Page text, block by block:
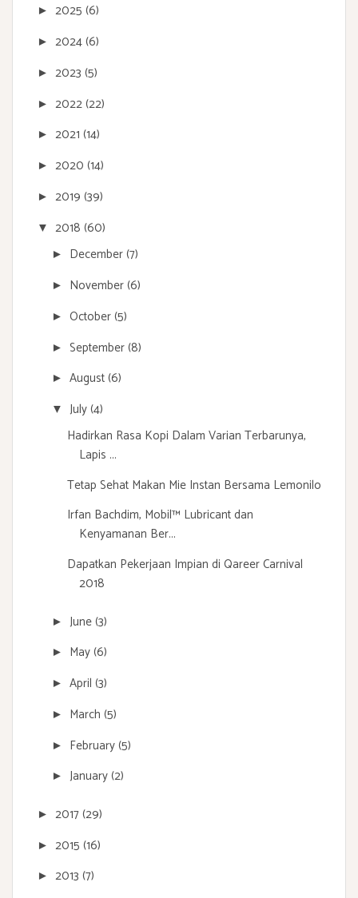
► 2025 (6)
► 2024(6)
► 2023 (5)
► 2022(22)
► 2021 (14)
► 2020 (14)
► 2019 (39)
▼ 2018 (60)
► December(7)
► November(6)
► October(5)
► September(8)
► August(6)
▼ July(4)
Hadirkan Rasa Kopi Dalam Varian Terbarunya,
Lapis ...
Tetap Sehat Makan Mie Instan Bersama Lemonilo
Irfan Bachdim, Mobil™ Lubricant dan
Kenyamanan Ber...
Dapatkan Pekerjaan Impian di Qareer Carnival
2018
► June(3)
► May(6)
► April (3)
► March (5)
► February(5)
► January(2)
► 2017(29)
► 2015 (16)
► 2013 (7)